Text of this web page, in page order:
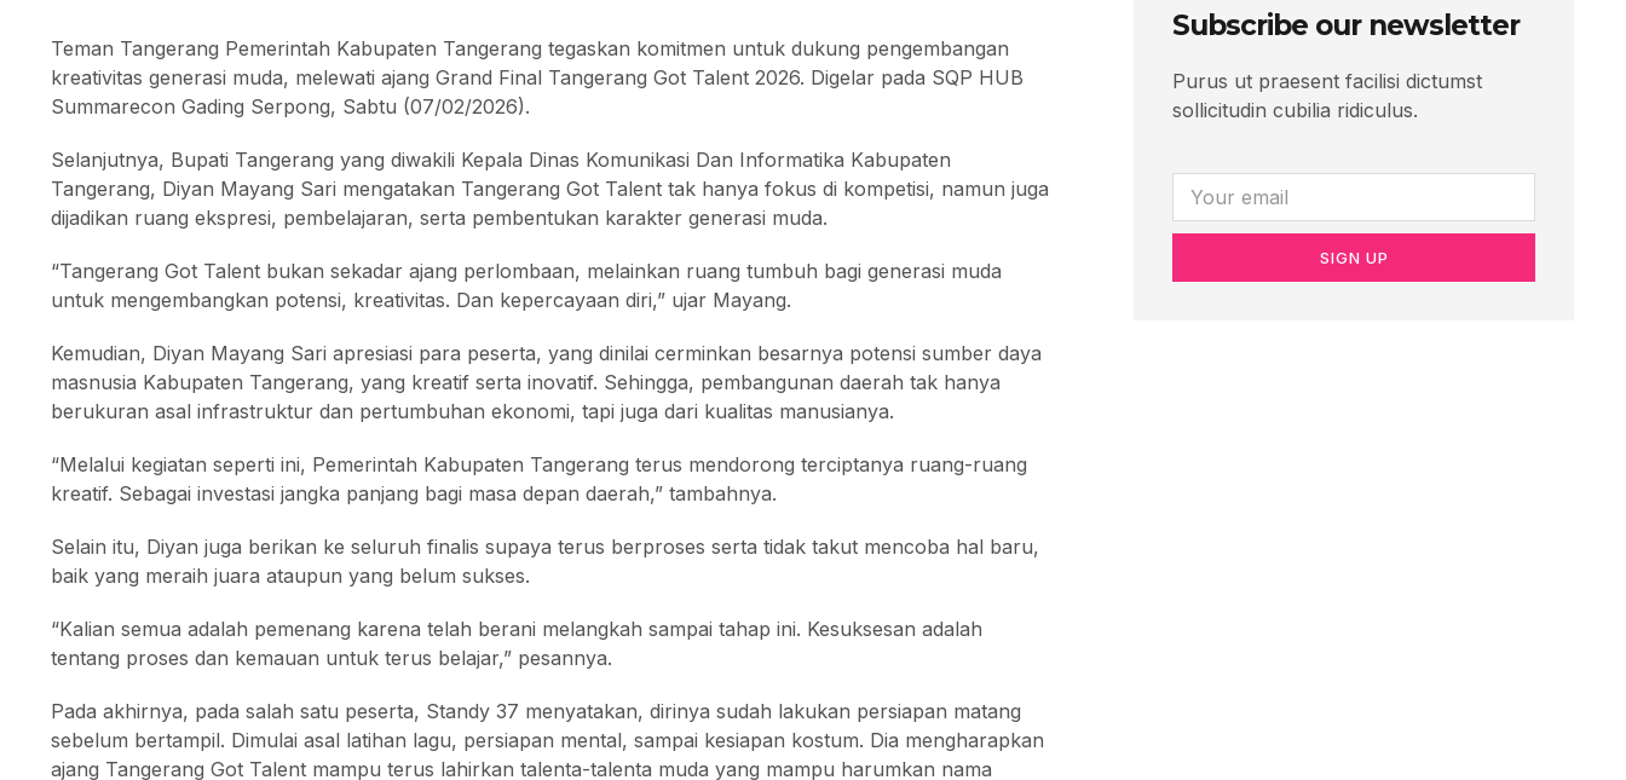
Teman Tangerang Pemerintah Kabupaten Tangerang tegaskan komitmen untuk dukung pengembangan
kreativitas generasi muda, melewati ajang Grand Final Tangerang Got Talent 2026. Digelar pada SQP HUB
Summarecon Gading Serpong, Sabtu (07/02/2026).
Selanjutnya, Bupati Tangerang yang diwakili Kepala Dinas Komunikasi Dan Informatika Kabupaten
Tangerang, Diyan Mayang Sari mengatakan Tangerang Got Talent tak hanya fokus di kompetisi, namun juga
dijadikan ruang ekspresi, pembelajaran, serta pembentukan karakter generasi muda.
“Tangerang Got Talent bukan sekadar ajang perlombaan, melainkan ruang tumbuh bagi generasi muda
untuk mengembangkan potensi, kreativitas. Dan kepercayaan diri,” ujar Mayang.
Kemudian, Diyan Mayang Sari apresiasi para peserta, yang dinilai cerminkan besarnya potensi sumber daya
masnusia Kabupaten Tangerang, yang kreatif serta inovatif. Sehingga, pembangunan daerah tak hanya
berukuran asal infrastruktur dan pertumbuhan ekonomi, tapi juga dari kualitas manusianya.
“Melalui kegiatan seperti ini, Pemerintah Kabupaten Tangerang terus mendorong terciptanya ruang-ruang
kreatif. Sebagai investasi jangka panjang bagi masa depan daerah,” tambahnya.
Selain itu, Diyan juga berikan ke seluruh finalis supaya terus berproses serta tidak takut mencoba hal baru,
baik yang meraih juara ataupun yang belum sukses.
“Kalian semua adalah pemenang karena telah berani melangkah sampai tahap ini. Kesuksesan adalah
tentang proses dan kemauan untuk terus belajar,” pesannya.
Pada akhirnya, pada salah satu peserta, Standy 37 menyatakan, dirinya sudah lakukan persiapan matang
sebelum bertampil. Dimulai asal latihan lagu, persiapan mental, sampai kesiapan kostum. Dia mengharapkan
ajang Tangerang Got Talent mampu terus lahirkan talenta-talenta muda yang mampu harumkan nama
Subscribe our newsletter
Purus ut praesent facilisi dictumst
sollicitudin cubilia ridiculus.
SIGN UP